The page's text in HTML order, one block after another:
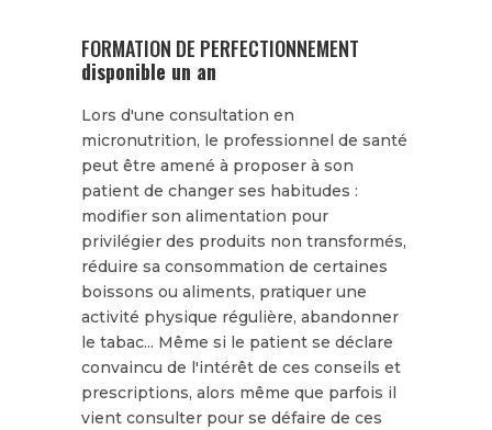
FORMATION DE PERFECTIONNEMENT
disponible un an
Lors d'une consultation en
micronutrition, le professionnel de santé
peut être amené à proposer à son
patient de changer ses habitudes :
modifier son alimentation pour
privilégier des produits non transformés,
réduire sa consommation de certaines
boissons ou aliments, pratiquer une
activité physique régulière, abandonner
le tabac... Même si le patient se déclare
convaincu de l'intérêt de ces conseils et
prescriptions, alors même que parfois il
vient consulter pour se défaire de ces